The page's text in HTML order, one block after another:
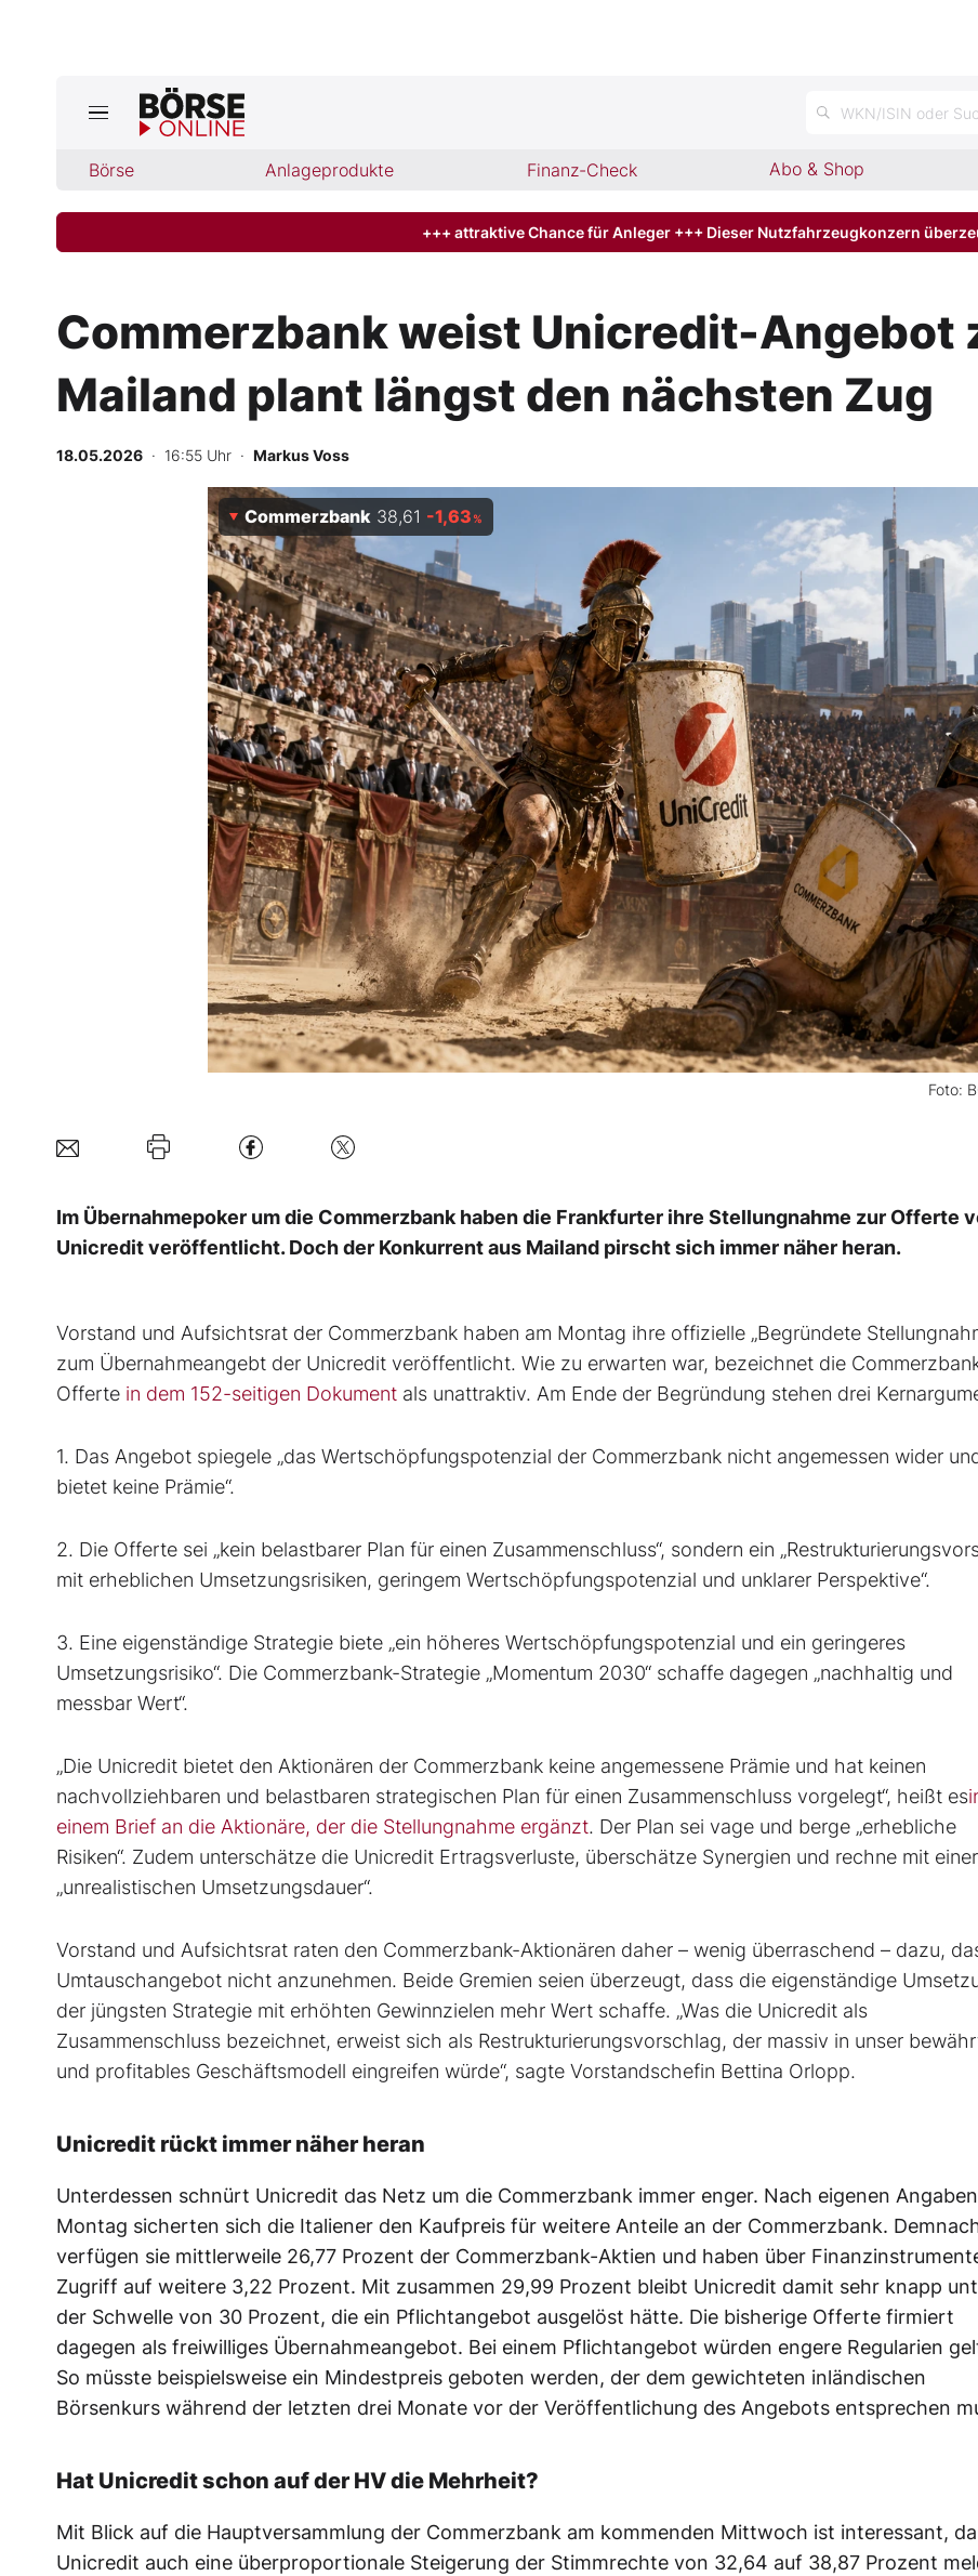
WKN/ISIN oder
Börse Anlageprodukte Finanz-Check Abo & Shop
Jetzt aktuelle Ausgabe BÖRSE ONLINE lesen
Finanz-Check
Abo & Shop
BO-Musterdepots
Experten
Mein B:O
Mein Konto
Folgen Sie uns
Kontakt
+++ attraktive Chance für Anleger +++ Dieser Nutzfahrzeugkonzern
Commerzbank weist Unicredit-Angebot
Mailand plant längst den nächsten Zug
18.05.2026 · 16:55 Uhr · Markus Voss
Foto:
Commerzbank 38,61 -1,63%
Im Übernahmepoker um die Commerzbank haben die Frankfurter ihre Stellungnahme zur Offerte
Unicredit veröffentlicht. Doch der Konkurrent aus Mailand pirscht sich immer näher heran.
Vorstand und Aufsichtsrat der Commerzbank haben am Montag ihre offizielle „Begründete
zum Übernahmeangebt der Unicredit veröffentlicht. Wie zu erwarten war, bezeichnet die
Offerte in dem 152-seitigen Dokument als unattraktiv. Am Ende der Begründung stehen drei
1. Das Angebot spiegele „das Wertschöpfungspotenzial der Commerzbank nicht angemessen wider
bietet keine Prämie“.
2. Die Offerte sei „kein belastbarer Plan für einen Zusammenschluss“, sondern ein
mit erheblichen Umsetzungsrisiken, geringem Wertschöpfungspotenzial und unklarer Perspektive“.
3. Eine eigenständige Strategie biete „ein höheres Wertschöpfungspotenzial und ein geringeres
Umsetzungsrisiko“. Die Commerzbank-Strategie „Momentum 2030“ schaffe dagegen „nachhaltig und
messbar Wert“.
„Die Unicredit bietet den Aktionären der Commerzbank keine angemessene Prämie und hat keinen
nachvollziehbaren und belastbaren strategischen Plan für einen Zusammenschluss vorgelegt“, heißt es
einem Brief an die Aktionäre, der die Stellungnahme ergänzt. Der Plan sei vage und berge „erhebliche
Risiken“. Zudem unterschätze die Unicredit Ertragsverluste, überschätze Synergien und rechne mit einer
„unrealistischen Umsetzungsdauer“.
Vorstand und Aufsichtsrat raten den Commerzbank-Aktionären daher – wenig überraschend – dazu,
Umtauschangebot nicht anzunehmen. Beide Gremien seien überzeugt, dass die eigenständige
der jüngsten Strategie mit erhöhten Gewinnzielen mehr Wert schaffe. „Was die Unicredit als
Zusammenschluss bezeichnet, erweist sich als Restrukturierungsvorschlag, der massiv in unser
und profitables Geschäftsmodell eingreifen würde“, sagte Vorstandschefin Bettina Orlopp.
Unicredit rückt immer näher heran
Unterdessen schnürt Unicredit das Netz um die Commerzbank immer enger. Nach eigenen
Montag sicherten sich die Italiener den Kaufpreis für weitere Anteile an der Commerzbank.
verfügen sie mittlerweile 26,77 Prozent der Commerzbank-Aktien und haben über
Zugriff auf weitere 3,22 Prozent. Mit zusammen 29,99 Prozent bleibt Unicredit damit sehr knapp
der Schwelle von 30 Prozent, die ein Pflichtangebot ausgelöst hätte. Die bisherige Offerte firmiert
dagegen als freiwilliges Übernahmeangebot. Bei einem Pflichtangebot würden engere Regularien
So müsste beispielsweise ein Mindestpreis geboten werden, der dem gewichteten inländischen
Börsenkurs während der letzten drei Monate vor der Veröffentlichung des Angebots entsprechen
Hat Unicredit schon auf der HV die Mehrheit?
Mit Blick auf die Hauptversammlung der Commerzbank am kommenden Mittwoch ist interessant,
Unicredit auch eine überproportionale Steigerung der Stimmrechte von 32,64 auf 38,87 Prozent